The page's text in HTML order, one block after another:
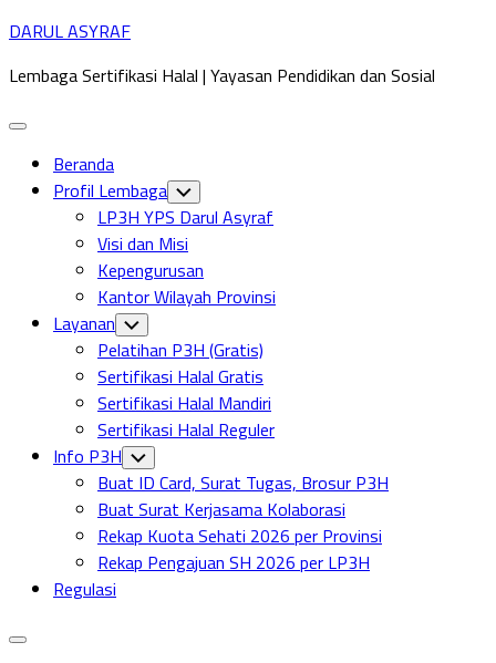
Skip
content
DARUL ASYRAF
Lembaga Sertifikasi Halal | Yayasan Pendidikan dan Sosial
Expand
Beranda
Profil Lembaga Toggle
Child
Menu
LP3H YPS Darul Asyraf
Visi dan Misi
Kepengurusan
Kantor Wilayah Provinsi
Layanan Toggle
Child
Menu
Pelatihan P3H (Gratis)
Sertifikasi Halal Gratis
Sertifikasi Halal Mandiri
Sertifikasi Halal Reguler
Info P3H Toggle
Child
Menu
Buat ID Card, Surat Tugas, Brosur P3H
Buat Surat Kerjasama Kolaborasi
Rekap Kuota Sehati 2026 per Provinsi
Rekap Pengajuan SH 2026 per LP3H
Regulasi
Expand